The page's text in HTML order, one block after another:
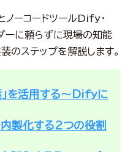
ノーコードツールDify・
ーに頼らずに現場の知能
のステップを解説します。
」を活用する～Difyに
製化する2つの役割